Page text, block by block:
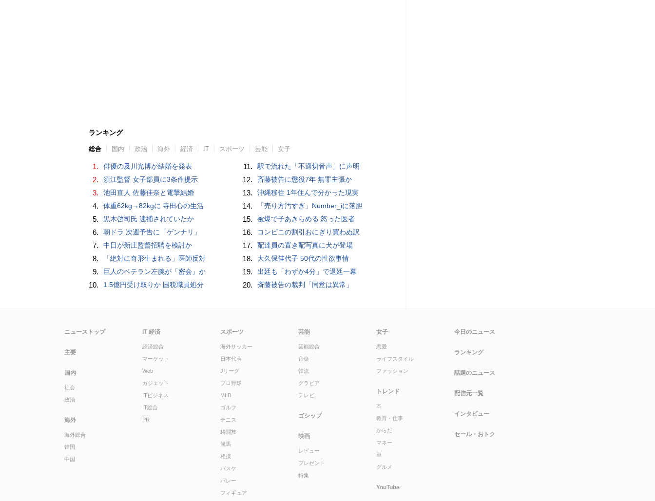
ランキング
総合 国内 政治 海外 経済 IT スポーツ 芸能 女子
1. 俳優の及川光博が結婚を発表
2. 須江監督 女子部員に3条件提示
3. 池田直人 佐藤佳奈と電撃結婚
4. 体重62kg→82kgに 寺田心の生活
5. 黒木啓司氏 逮捕されていたか
6. 朝ドラ 次週予告に「ゲンナリ」
7. 中日が新庄監督招聘を検討か
8. 「絶対に奇形生まれる」医師反対
9. 巨人のベテラン左腕が「密会」か
10. 1.5億円受け取りか 国税職員処分
11. 駅で流れた「不適切音声」に声明
12. 斉藤被告に懲役7年 無罪主張か
13. 沖縄移住 1年住んで分かった現実
14. 「売り方汚すぎ」Number_iに落胆
15. 被爆で子あきらめる 怒った医者
16. コンビニの割引おにぎり買わぬ訳
17. 配達員の置き配写真に犬が登場
18. 大久保佳代子 50代の性欲事情
19. 出廷も「わずか4分」で退廷一幕
20. 斉藤被告の裁判「同意は異常」
ニューストップ
主要
国内
社会
政治
海外
海外総合
韓国
中国
IT 経済
経済総合
マーケット
Web
ガジェット
ITビジネス
IT総合
PR
スポーツ
海外サッカー
日本代表
Jリーグ
プロ野球
MLB
ゴルフ
テニス
格闘技
競馬
相撲
バスケ
バレー
フィギュア
芸能
芸能総合
音楽
韓流
グラビア
テレビ
ゴシップ
映画
レビュー
プレゼント
特集
女子
恋愛
ライフスタイル
ファッション
トレンド
本
教育・仕事
からだ
マネー
車
グルメ
YouTube
今日のニュース
ランキング
話題のニュース
配信元一覧
インタビュー
セール・おトク